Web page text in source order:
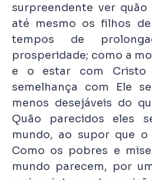
surpreendente ver quão
até mesmo os filhos
tempos de
prosperidade; como a
e o estar com Cristo
semelhança com Ele
menos desejáveis do
Quão parecidos eles
mundo, ao supor que o
Como os pobres e
mundo parecem, por